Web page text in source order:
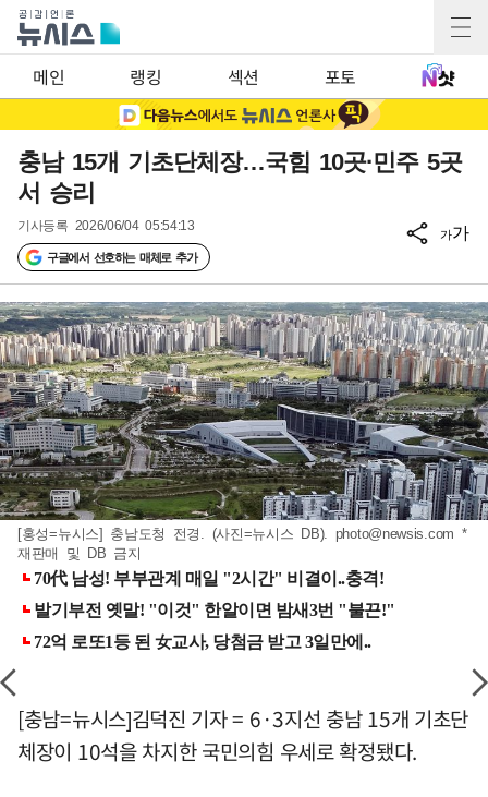
메인 랭킹 섹션 포토
충남 15개 기초단체장…국힘 10곳·민주 5곳
서 승리
기사등록 2026/06/04 05:54:13
구글에서 선호하는 매체로 추가
가가
[홍성=뉴시스] 충남도청 전경. (사진=뉴시스 DB). photo@newsis.com *
재판매 및 DB 금지
[충남=뉴시스]김덕진 기자 = 6·3지선 충남 15개 기초단
체장이 10석을 차지한 국민의힘 우세로 확정됐다.